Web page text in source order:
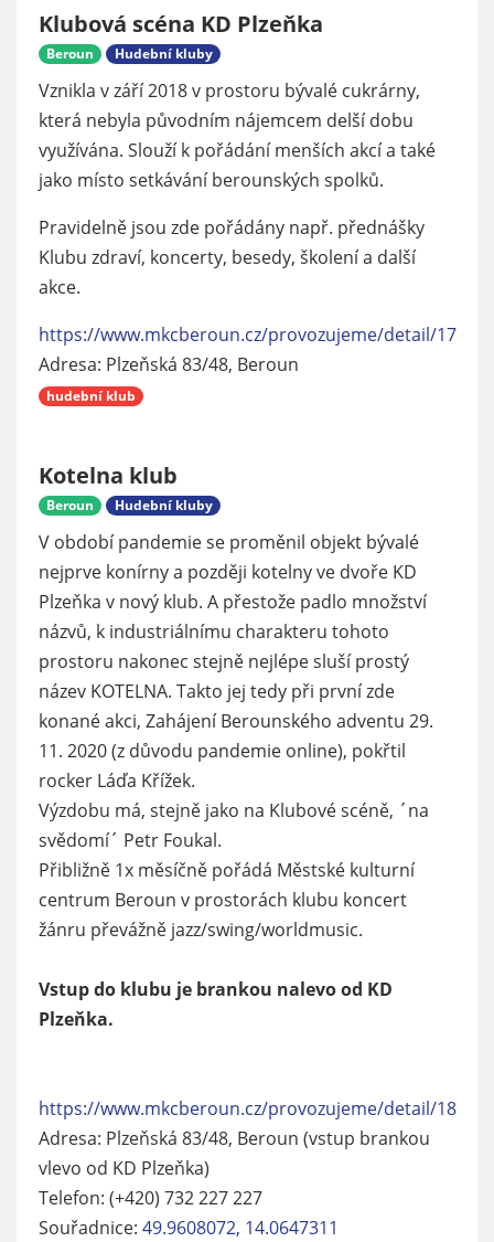
Klubová scéna KD Plzeňka
Beroun Hudební kluby
Vznikla v září 2018 v prostoru bývalé cukrárny,
která nebyla původním nájemcem delší dobu
využívána. Slouží k pořádání menších akcí a také
jako místo setkávání berounských spolků.
Pravidelně jsou zde pořádány např. přednášky
Klubu zdraví, koncerty, besedy, školení a další
akce.
https://www.mkcberoun.cz/provozujeme/detail/17
Adresa: Plzeňská 83/48, Beroun
hudební klub
Kotelna klub
Beroun Hudební kluby
V období pandemie se proměnil objekt bývalé
nejprve konírny a později kotelny ve dvoře KD
Plzeňka v nový klub. A přestože padlo množství
názvů, k industriálnímu charakteru tohoto
prostoru nakonec stejně nejlépe sluší prostý
název KOTELNA. Takto jej tedy při první zde
konané akci, Zahájení Berounského adventu 29.
11. 2020 (z důvodu pandemie online), pokřtil
rocker Láďa Křížek.
Výzdobu má, stejně jako na Klubové scéně, ´na
svědomí´ Petr Foukal.
Přibližně 1x měsíčně pořádá Městské kulturní
centrum Beroun v prostorách klubu koncert
žánru převážně jazz/swing/worldmusic.
Vstup do klubu je brankou nalevo od KD
Plzeňka.
https://www.mkcberoun.cz/provozujeme/detail/18
Adresa: Plzeňská 83/48, Beroun (vstup brankou
vlevo od KD Plzeňka)
Telefon: (+420) 732 227 227
Souřadnice: 49.9608072, 14.0647311